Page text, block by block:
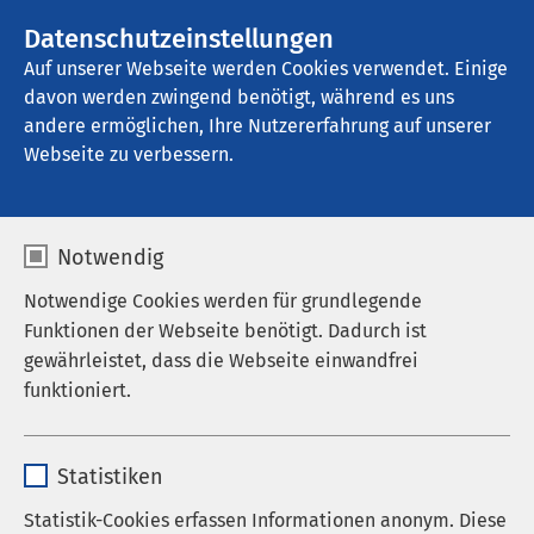
Datenschutzeinstellungen
Auf unserer Webseite werden Cookies verwendet. Einige
davon werden zwingend benötigt, während es uns
andere ermöglichen, Ihre Nutzererfahrung auf unserer
Webseite zu verbessern.
Notwendig
Notwendige Cookies werden für grundlegende
Funktionen der Webseite benötigt. Dadurch ist
gewährleistet, dass die Webseite einwandfrei
funktioniert.
Anbieter sgalinski
Statistiken
Statistik-Cookies erfassen Informationen anonym. Diese
AMEOS Senioren Wohnsitz Ratzeburg